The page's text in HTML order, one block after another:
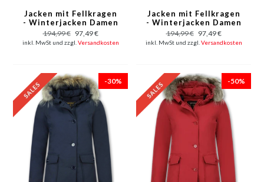
Jacken mit Fellkragen
- Winterjacken Damen
Kurze - Kleine
Pelzkragen - Wooly -
Blau
194,99 € 97,49 €
inkl. MwSt und zzgl. Versandkosten
Jacken mit Fellkragen
- Winterjacken Damen
Kurze - Kleine
Pelzkragen - Wooly -
Rot
194,99 € 97,49 €
inkl. MwSt und zzgl. Versandkosten
-30% -50%